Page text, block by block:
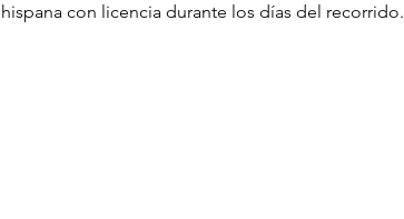
con licencia durante los días del recorrido.